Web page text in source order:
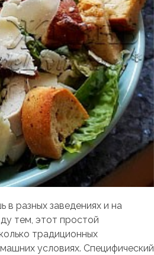
в разных заведениях и на
тем, этот простой
традиционных
условиях. Специфический